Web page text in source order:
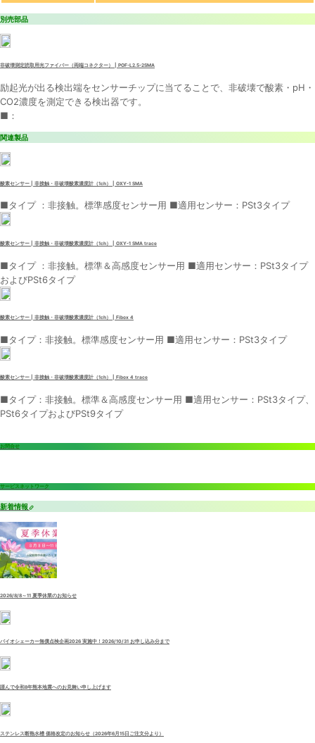
別売部品
非破壊測定読取用光ファイバー（両端コネクター） | POF-L2.5-2SMA
励起光が出る検出端をセンサーチップに当てることで、非破壊で酸素・pH・
CO2濃度を測定できる検出器です。
■：
関連製品
酸素センサー | 非接触・非破壊酸素濃度計（1ch） | OXY-1 SMA
■タイプ ：非接触。標準感度センサー用 ■適用センサー：PSt3タイプ
酸素センサー | 非接触・非破壊酸素濃度計（1ch） | OXY-1 SMA trace
■タイプ ：非接触。標準＆高感度センサー用 ■適用センサー：PSt3タイプ
およびPSt6タイプ
酸素センサー | 非接触・非破壊酸素濃度計（1ch） | Fibox 4
■タイプ：非接触。標準感度センサー用 ■適用センサー：PSt3タイプ
酸素センサー | 非接触・非破壊酸素濃度計（1ch） | Fibox 4 trace
■タイプ：非接触。標準＆高感度センサー用 ■適用センサー：PSt3タイプ、
PSt6タイプおよびPSt9タイプ
お問合せ
サービスネットワーク
新着情報
2026/8/8～11 夏季休業のお知らせ
バイオシェーカー無償点検企画2026 実施中！2026/10/31 お申し込み分まで
謹んで令和8年熊本地震へのお見舞い申し上げます
ステンレス断熱水槽 価格改定のお知らせ（2026年6月15日ご注文分より）